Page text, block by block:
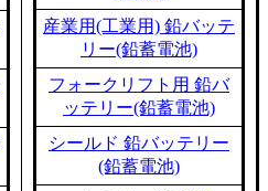
産業用(工業用) 鉛バッテ
リー(鉛蓄電池)
フォークリフト用 鉛バ
ッテリー(鉛蓄電池)
シールド 鉛バッテリー
(鉛蓄電池)